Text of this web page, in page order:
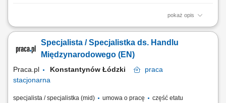
pokaż opis
Zakres obowiązków: Sprzedaż i rozwój rynku, Obsługa klienta,
branżowych,Specjalista / Specjalistka ds. Handlu
Międzynarodowego (EN)
Praca.pl Konstantynów Łódzki
praca
stacjonarna
specjalista / specjalistka (mid) umowa o pracę część etatu